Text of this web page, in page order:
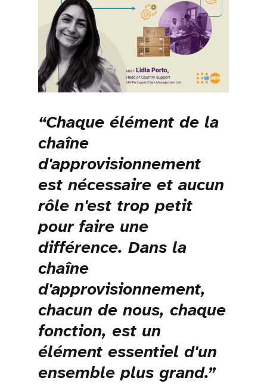
“Chaque élément de la
chaîne
d'approvisionnement
est nécessaire et aucun
rôle n'est trop petit
pour faire une
différence. Dans la
chaîne
d'approvisionnement,
chacun de nous, chaque
fonction, est un
élément essentiel d'un
ensemble plus grand.”